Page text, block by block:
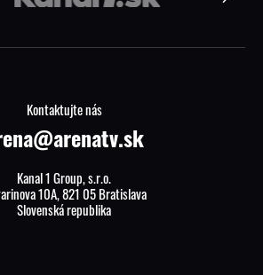
Kontaktujte nás
Kanal 1 Group, s.r.o.
10A, 821 05 Bratislava
Slovenská republika